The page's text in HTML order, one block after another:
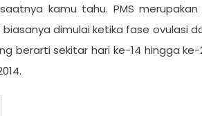
kamu tahu. PMS
dimulai ketika fase ovulasi
berarti sekitar hari ke-14 hingga ke-